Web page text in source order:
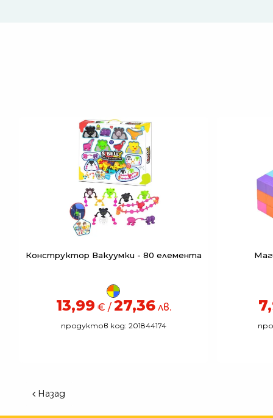
Конструктор Вакуумки - 80 елемента
13,99 € / 27,36лв.
продуктов код: 201844174
Назад